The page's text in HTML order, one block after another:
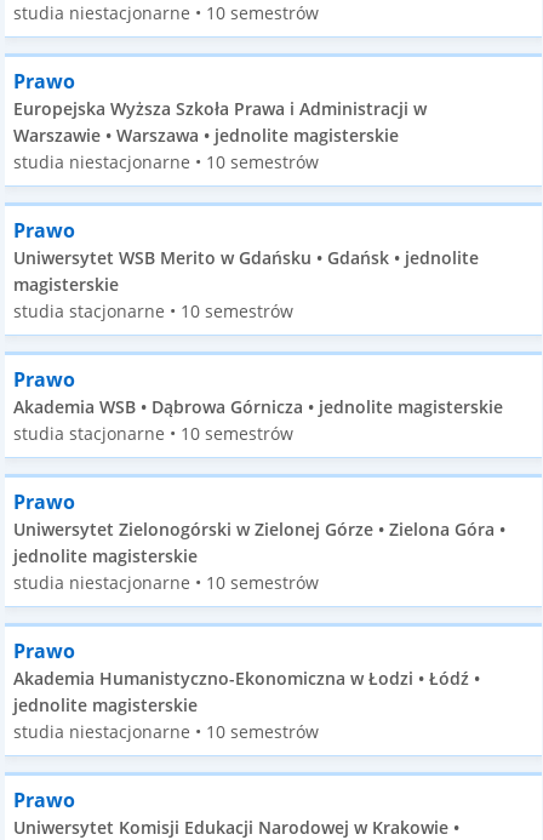
studia niestacjonarne • 10 semestrów
Prawo
Europejska Wyższa Szkoła Prawa i Administracji w
Warszawie • Warszawa • jednolite magisterskie
studia niestacjonarne • 10 semestrów
Prawo
Uniwersytet WSB Merito w Gdańsku • Gdańsk • jednolite
magisterskie
studia stacjonarne • 10 semestrów
Prawo
Akademia WSB • Dąbrowa Górnicza • jednolite magisterskie
studia stacjonarne • 10 semestrów
Prawo
Uniwersytet Zielonogórski w Zielonej Górze • Zielona Góra •
jednolite magisterskie
studia niestacjonarne • 10 semestrów
Prawo
Akademia Humanistyczno-Ekonomiczna w Łodzi • Łódź •
jednolite magisterskie
studia niestacjonarne • 10 semestrów
Prawo
Uniwersytet Komisji Edukacji Narodowej w Krakowie •